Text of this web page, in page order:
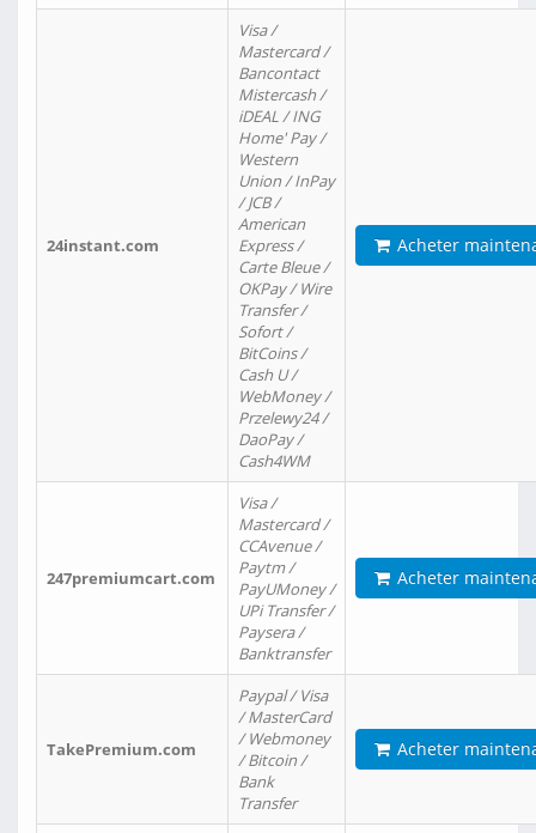
24instant.com
Visa /
Mastercard /
Bancontact
Mistercash /
iDEAL / ING
Home' Pay /
Western
Union / InPay
/ JCB /
American
Express /
Carte Bleue /
OKPay / Wire
Transfer /
Sofort /
BitCoins /
Cash U /
WebMoney /
Przelewy24 /
DaoPay /
Cash4WM
Acheter
247premiumcart.com
Visa /
Mastercard /
CCAvenue /
Paytm /
PayUMoney /
UPi Transfer /
Paysera /
Banktransfer
Acheter
TakePremium.com
Paypal / Visa
/ MasterCard
/ Webmoney
/ Bitcoin /
Bank
Transfer
Acheter